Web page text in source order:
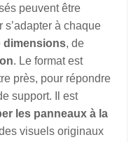
peuvent être
à chaque
dimensions, de
. Le format est
près, pour répondre
support. Il est
les panneaux à la
visuels originaux